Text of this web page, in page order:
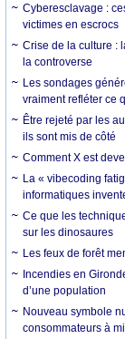
Cyberesclavage :
victimes en escrocs
Crise de la culture :
la controverse
Les sondages
vraiment refléter ce
Être rejeté par les
ils sont mis de côté
Comment X est
La « vibecoding
informatiques
Ce que les
sur les dinosaures
Les feux de forêt
Incendies en
d’une population
Nouveau symbole
consommateurs à